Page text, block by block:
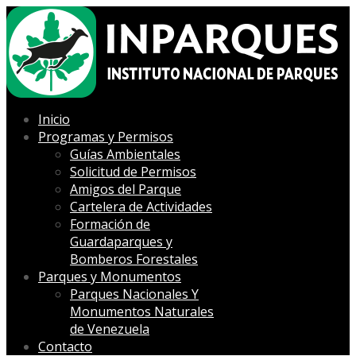
Inicio
Programas y Permisos
Guías Ambientales
Solicitud de Permisos
Amigos del Parque
Cartelera de Actividades
Formación de
Guardaparques y
Bomberos Forestales
Parques y Monumentos
Parques Nacionales Y
Monumentos Naturales
de Venezuela
Contacto